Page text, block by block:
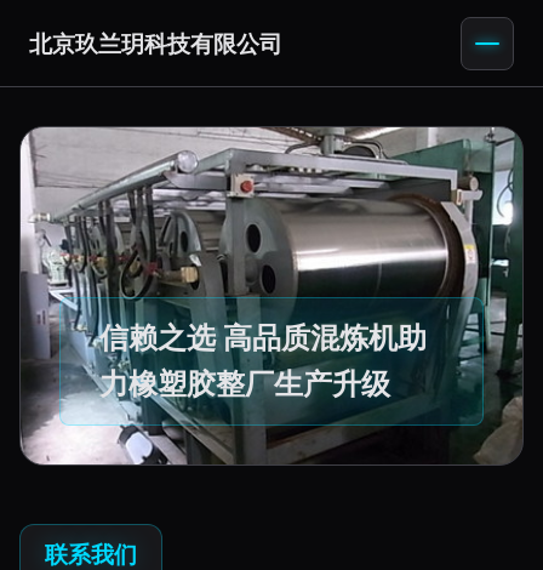
北京玖兰玥科技有限公司
信赖之选 高品质混炼机助
力橡塑胶整厂生产升级
联系我们